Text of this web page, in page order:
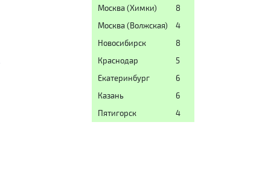
Москва (Химки)
8
Москва (Волжская)
4
Новосибирск
8
Краснодар
5
Екатеринбург
6
Казань
6
Пятигорск
4